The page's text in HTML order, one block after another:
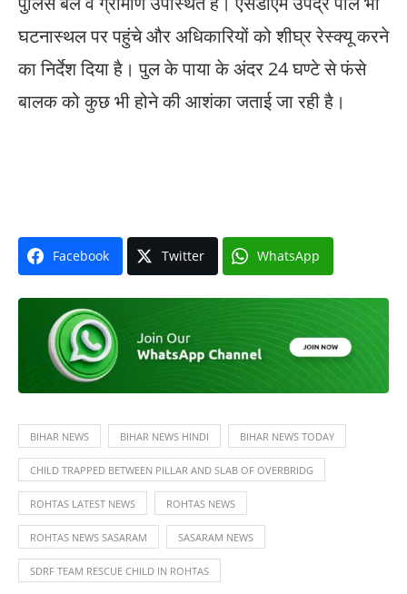
घटनास्थल पर पहुंचे और अधिकारियों को शीघ्र रेस्क्यू करने
का निर्देश दिया है। पुल के पाया के अंदर 24 घण्टे से फंसे
बालक को कुछ भी होने की आशंका जताई जा रही है।
Facebook Twitter WhatsApp
BIHAR NEWS BIHAR NEWS HINDI BIHAR NEWS TODAY
CHILD TRAPPED BETWEEN PILLAR AND SLAB OF OVERBRIDG
ROHTAS LATEST NEWS ROHTAS NEWS
ROHTAS NEWS SASARAM SASARAM NEWS
SDRF TEAM RESCUE CHILD IN ROHTAS